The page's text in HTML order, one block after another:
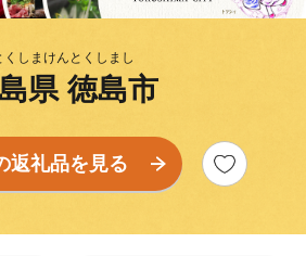
くしまけんとくしまし
県 徳島市
返礼品を見る